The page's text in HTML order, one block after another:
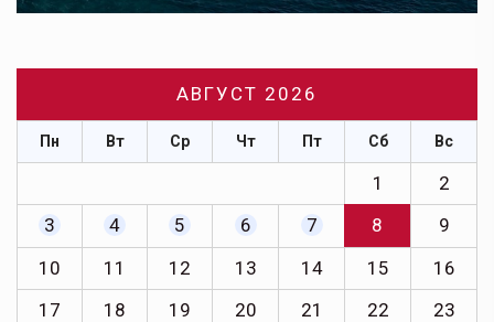
АВГУСТ 2026
Пн Вт Ср Чт Пт Сб Вс
1
2
3
4 5 6 7 8
9
10
11 12 13 14 15
16
17
18 19 20 21 22
23